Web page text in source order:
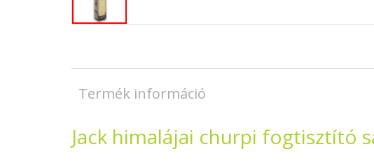
Termék információ
Jack himalájai churpi fogtisztító